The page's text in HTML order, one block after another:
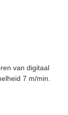
van digitaal
7 m/min.